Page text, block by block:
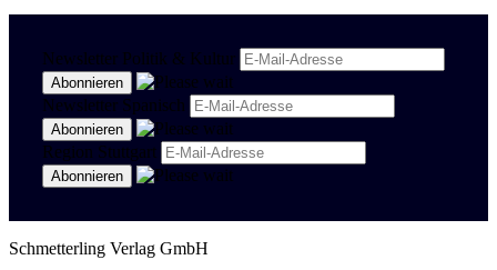
Newsletter Politik & Kultur
Newsletter Spanisch
Region Stuttgart
Schmetterling Verlag GmbH